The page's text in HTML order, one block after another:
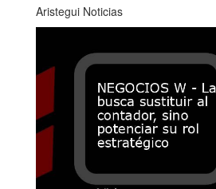
Aristegui Noticias